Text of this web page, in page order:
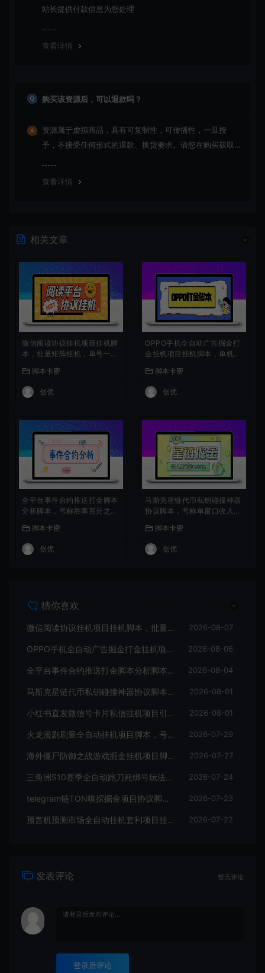
站长提供付款信息为您处理
查看详情
购买该资源后，可以退款吗？
资源属于虚拟商品，具有可复制性，可传播性，一旦授
予，不接受任何形式的退款、换货要求。请您在购买获取
查看详情
相关文章
微信阅读协议挂机项目挂机脚
本，批量矩阵挂机，单号一天
脚本卡密
创优
OPPO手机全自动广告掘金打
金挂机项目挂机脚本，单机一
脚本卡密
创优
全平台事件合约推送打金脚本
分析脚本，号称胜率百分之90
脚本卡密
创优
马斯克星链代币私钥碰撞神器
协议脚本，号称单窗口收入四
脚本卡密
创优
猜你喜欢
微信阅读协议挂机项目挂机脚本，批量矩阵挂机，单号一天5+ 2026-08-07
OPPO手机全自动广告掘金打金挂机项目挂机脚本，单机一天9+可批量放大 2026-08-06
全平台事件合约推送打金脚本分析脚本，号称胜率百分之90以上 2026-08-04
马斯克星链代币私钥碰撞神器协议脚本，号称单窗口收入四位数 2026-08-01
小红书直发微信号卡片私信挂机项目引流脚本，有效触达微信不检测不封号 2026-08-01
火龙漫剧刷量全自动挂机项目脚本，号称单号爆火日入100+ 2026-07-29
海外僵尸防御之战游戏掘金挂机项目脚本，单机一天150+ 2026-07-27
三角洲S10赛季全自动跑刀死绑号玩法全自动搬砖挂机项目挂机脚本，单窗口30+ 2026-07-24
telegram链TON嗅探掘金项目协议脚本，号称月入四位数 2026-07-23
预言机预测市场全自动挂机套利项目挂机脚本，日均30+USD 2026-07-22
发表评论 暂无评论
登录后评论